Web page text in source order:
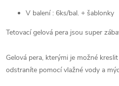
V balení : 6ks/bal. + šablonky
Tetovací gelová pera jsou super
Gelová pera, kterými je možné
odstraníte pomocí vlažné vody a